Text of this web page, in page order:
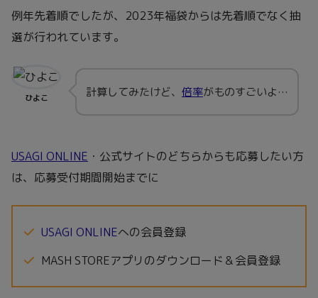
例年先着順でしたが、2023年福袋からは先着順でなく抽
選が行われています。
ひよこ 計算してみたけど、 倍率がものすごいよ…
USAGI ONLINE ・公式サイトのどちらからも応募したい方
は、応募受付期間開始までに
USAGI ONLINEへの会員登録
MASH STOREアプリのダウンロード＆会員登録